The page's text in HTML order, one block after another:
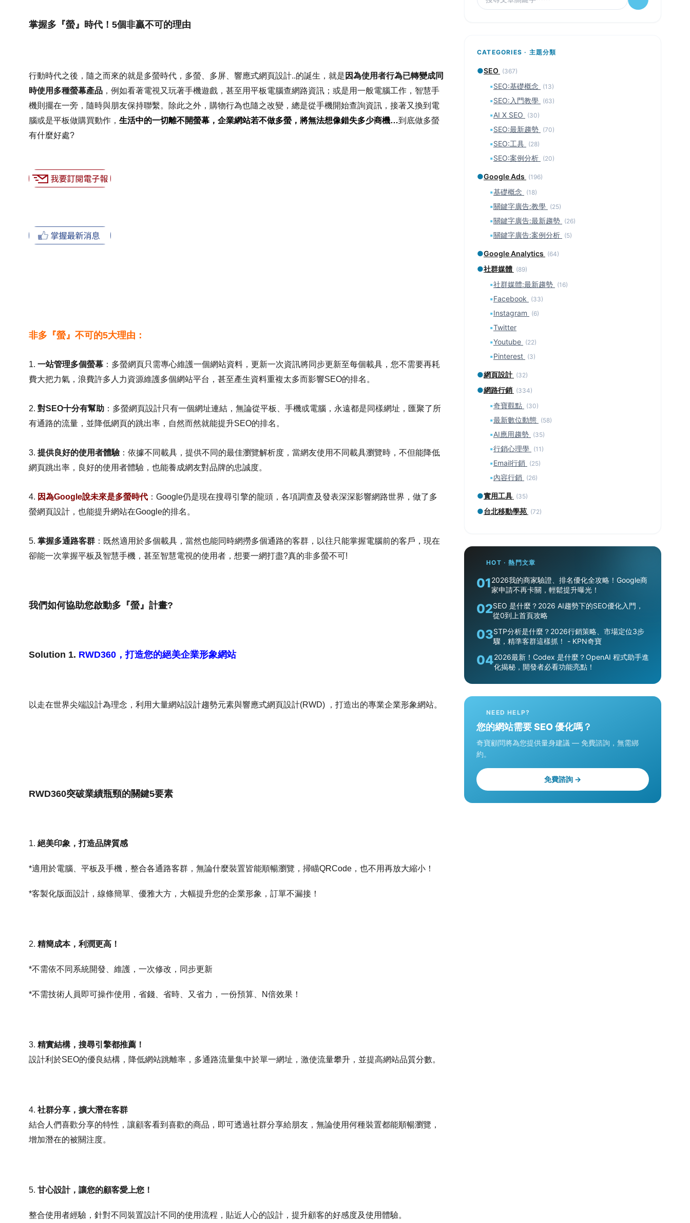
掌握多『螢』時代！5個非贏不可的理由
行動時代之後，隨之而來的就是多螢時代，多螢、多屏、響應式網頁設計..的誕生，就是 因為使用者行為已轉變成同
時使用多種螢幕產品 ，例如看著電視又玩著手機遊戲，甚至用平板電腦查網路資訊；或是用一般電腦工作，智慧手
機則擺在一旁，隨時與朋友保持聯繫。除此之外，購物行為也隨之改變，總是從手機開始查詢資訊，接著又換到電
腦或是平板做購買動作， 生活中的一切離不開螢幕，企業網站若不做多螢，將無法想像錯失多少商機…到底做多螢
有什麼好處?
非多『螢』不可的5大理由：
1. 一站管理多個螢幕 ：多螢網頁只需專心維護一個網站資料，更新一次資訊將同步更新至每個載具，您不需要再耗
費大把力氣，浪費許多人力資源維護多個網站平台，甚至產生資料重複太多而影響SEO的排名。
2. 對SEO十分有幫助 ：多螢網頁設計只有一個網址連結，無論從平板、手機或電腦，永遠都是同樣網址，匯聚了所
有通路的流量，並降低網頁的跳出率，自然而然就能提升SEO的排名。
3. 提供良好的使用者體驗：依據不同載具，提供不同的最佳瀏覽解析度，當網友使用不同載具瀏覽時，不但能降低
網頁跳出率，良好的使用者體驗，也能養成網友對品牌的忠誠度。
4. 因為Google說未來是多螢時代 ：Google仍是現在搜尋引擎的龍頭，各項調查及發表深深影響網路世界，做了多
螢網頁設計，也能提升網站在Google的排名。
5. 掌握多通路客群 ：既然適用於多個載具，當然也能同時網撈多個通路的客群，以往只能掌握電腦前的客戶，現在
卻能一次掌握平板及智慧手機，甚至智慧電視的使用者，想要一網打盡?真的非多螢不可!
我們如何協助您啟動多『螢』計畫?
Solution 1. RWD360，打造您的絕美企業形象網站
以走在世界尖端設計為理念，利用大量網站設計趨勢元素與響應式網頁設計(RWD) ，打造出的專業企業形象網站。
RWD360突破業績瓶頸的關鍵5要素
1. 絕美印象，打造品牌質感
*適用於電腦、平板及手機，整合各通路客群，無論什麼裝置皆能順暢瀏覽，掃瞄QRCode，也不用再放大縮小！
*客製化版面設計，線條簡單、優雅大方，大幅提升您的企業形象，訂單不漏接！
2. 精簡成本，利潤更高！
*不需依不同系統開發、維護，一次修改，同步更新
*不需技術人員即可操作使用，省錢、省時、又省力，一份預算、N倍效果！
3. 精實結構，搜尋引擎都推薦！
設計利於SEO的優良結構，降低網站跳離率，多通路流量集中於單一網址，激使流量攀升，並提高網站品質分數。
4. 社群分享，擴大潛在客群
結合人們喜歡分享的特性，讓顧客看到喜歡的商品，即可透過社群分享給朋友，無論使用何種裝置都能順暢瀏覽，
增加潛在的被關注度。
5. 甘心設計，讓您的顧客愛上您！
整合使用者經驗，針對不同裝置設計不同的使用流程，貼近人心的設計，提升顧客的好感度及使用體驗。
CATEGORIES · 主題分類
●SEO (367)
▪SEO:基礎概念 (13)
▪SEO:入門教學 (63)
▪AI X SEO (30)
▪SEO:最新趨勢 (70)
▪SEO:工具 (28)
▪SEO:案例分析 (20)
●Google Ads (196)
▪基礎概念 (18)
▪關鍵字廣告:教學 (25)
▪關鍵字廣告:最新趨勢 (26)
▪關鍵字廣告:案例分析 (5)
●Google Analytics (64)
●社群媒體 (89)
▪社群媒體:最新趨勢 (16)
▪Facebook (33)
▪Instagram (6)
▪Twitter
▪Youtube (22)
▪Pinterest (3)
●網頁設計 (32)
●網路行銷 (334)
▪奇寶觀點 (30)
▪最新數位動態 (58)
▪AI應用趨勢 (35)
▪行銷心理學 (11)
▪Email行銷 (25)
▪內容行銷 (26)
●實用工具 (35)
●台北移動學苑 (72)
HOT · 熱門文章
012026我的商家驗證、排名優化全攻略！Google商
家申請不再卡關，輕鬆提升曝光！
02SEO 是什麼？2026 AI趨勢下的SEO優化入門，
從0到上首頁攻略
03STP分析是什麼？2026行銷策略、市場定位3步
驟，精準客群這樣抓！ - KPN奇寶
042026最新！Codex 是什麼？OpenAI 程式助手進
化揭秘，開發者必看功能亮點！
NEED HELP?
您的網站需要 SEO 優化嗎？
奇寶顧問將為您提供量身建議 — 免費諮詢，無需綁
約。
免費諮詢 →